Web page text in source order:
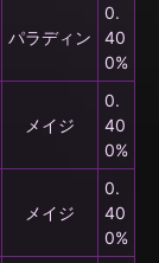
パラディン
0.
40
0%
メイジ
0.
40
0%
メイジ
0.
40
0%